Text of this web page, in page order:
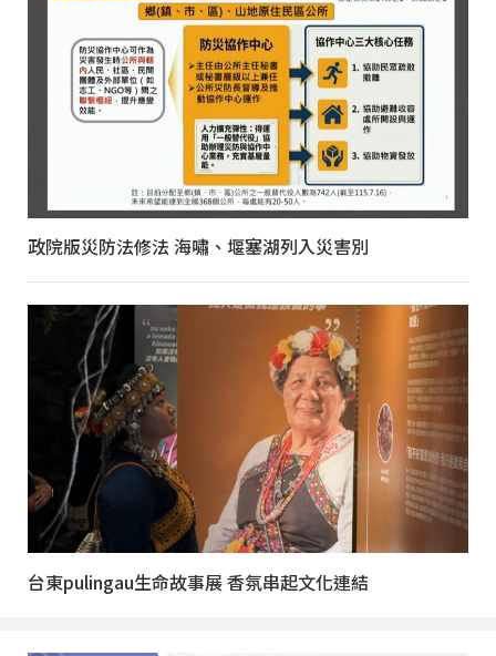
政院版災防法修法 海嘯、堰塞湖列入災害別
台東pulingau生命故事展 香氛串起文化連結